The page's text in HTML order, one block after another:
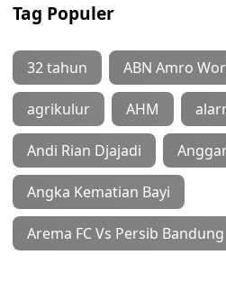
Tag Populer
32 tahun ABN Amro
agrikulur AHM
Andi Rian Djajadi
Angka Kematian Bayi
Arema FC Vs Persib Bandung